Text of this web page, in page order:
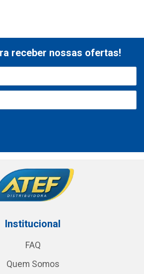
receber nossas ofertas!
Institucional
FAQ
Quem Somos